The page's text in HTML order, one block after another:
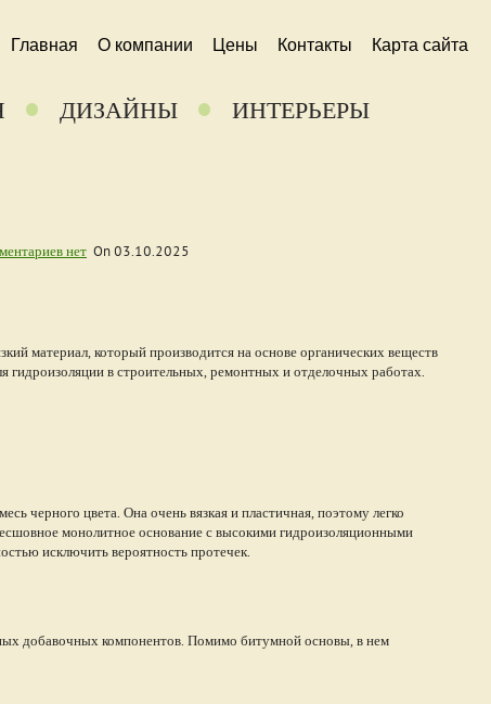
Главная О компании Цены Контакты Карта сайта
ДИЗАЙНЫ ИНТЕРЬЕРЫ
нет On03.10.2025
материал, который производится на основе органических веществ
гидроизоляции в строительных, ремонтных и отделочных работах.
черного цвета. Она очень вязкая и пластичная, поэтому легко
монолитное основание с высокими гидроизоляционными
исключить вероятность протечек.
добавочных компонентов. Помимо битумной основы, в нем